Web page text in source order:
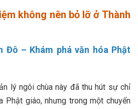
không nên bỏ lỡ ở Thành
Đô – Khám phá văn hóa Phật
lý ngôi chùa này đã thu hút sự chỉ
Phật giáo, nhưng trong một chuyến